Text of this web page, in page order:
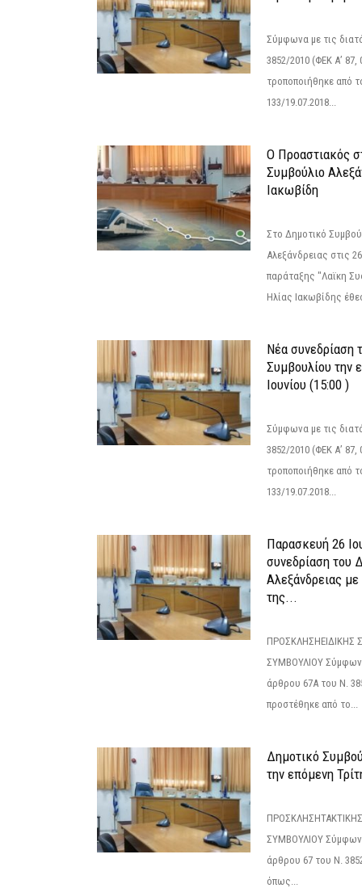
Σύμφωνα με τις
3852/2010 (ΦΕΚ Α’ 87,
τροποποιήθηκε από
133/19.07.2018...
Ο Προαστιακός
Συμβούλιο
Ιακωβίδη
Στο Δημοτικό
Αλεξάνδρειας στις
παράταξης "Λαϊκη
Ηλίας Ιακωβίδης
Νέα συνεδρίαση
Συμβουλίου την
Ιουνίου (15:00 )
Σύμφωνα με τις
3852/2010 (ΦΕΚ Α’ 87,
τροποποιήθηκε από
133/19.07.2018...
Παρασκευή 26
συνεδρίαση του
Αλεξάνδρειας
της...
ΠΡΟΣΚΛΗΣΗΕΙΔΙΚΗΣ
ΣΥΜΒΟΥΛΙΟΥ
άρθρου 67Α του Ν.
προστέθηκε από το...
Δημοτικό
την επόμενη
ΣΥΜΒΟΥΛΙΟΥ
άρθρου 67 του Ν.
όπως...